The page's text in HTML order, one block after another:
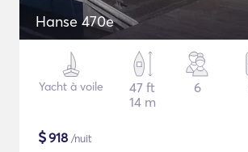
Hanse 470e
Yacht à voile
47 ft
14 m
6
$918 /nuit